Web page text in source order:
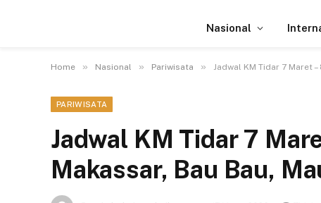
Nasional
Home » Nasional » Pariwisata » Jadwal KM Tidar 7 Maret
PARIWISATA
Jadwal KM Tidar 7
Makassar, Bau Bau,